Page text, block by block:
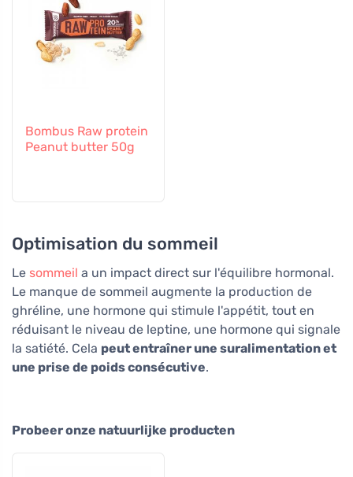
Bombus Raw protein
Peanut butter 50g
Optimisation du sommeil
Le sommeil a un impact direct sur l'équilibre hormonal.
Le manque de sommeil augmente la production de
ghréline, une hormone qui stimule l'appétit, tout en
réduisant le niveau de leptine, une hormone qui signale
la satiété. Cela peut entraîner une suralimentation et
une prise de poids consécutive.
Probeer onze natuurlijke producten